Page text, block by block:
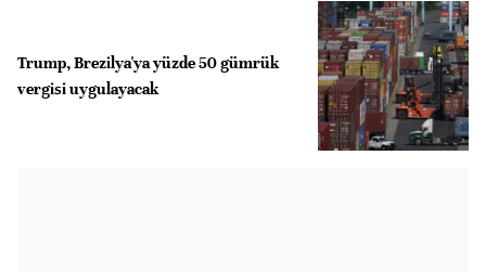
Trump, Brezilya'ya yüzde 50 gümrük
vergisi uygulayacak